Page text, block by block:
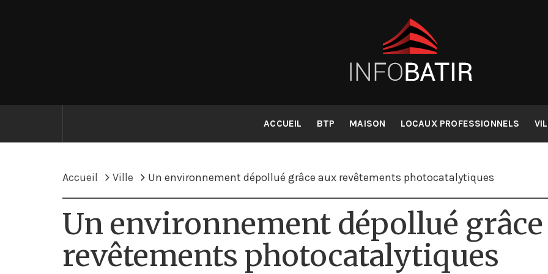
Magazine collaboratif
Infobatir
ACCUEIL BTP MAISON LOCAUX PROFESSIONNELS
Accueil Ville Un environnement dépollué grâce aux revêtements photocatalytiques
Un environnement dépollué
revêtements photocatalytiques